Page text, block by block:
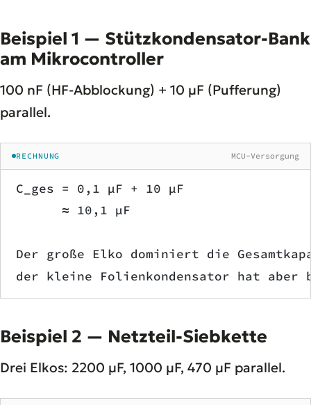
Beispiel 1 — Stützkondensator-Bank
am Mikrocontroller
100 nF (HF-Abblockung) + 10 µF (Pufferung)
parallel.
RECHNUNG MCU-Versorgung
C_ges = 0,1 µF + 10 µF
      ≈ 10,1 µF
Der große Elko dominiert die
der kleine Folienkondensator hat aber
Beispiel 2 — Netzteil-Siebkette
Drei Elkos: 2200 µF, 1000 µF, 470 µF parallel.